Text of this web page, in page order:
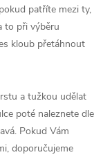
patříte mezi ty,
to při výběru
kloub přetáhnout
a tužkou udělat
poté naleznete dle
Pokud Vám
doporučujeme